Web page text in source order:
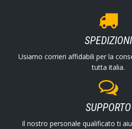
SPEDIZIONI
Usiamo corrieri affidabili per la
tutta italia.
SUPPORTO
Il nostro personale qualificato ti